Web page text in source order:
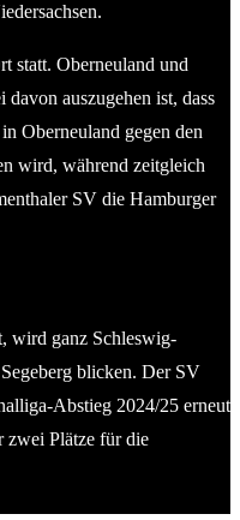
statt. Oberneuland und
auszugehen ist, dass
Oberneuland gegen den
wird, während zeitgleich
SV die Hamburger
wird ganz Schleswig-
blicken. Der SV
Abstieg 2024/25 erneut
zwei Plätze für die